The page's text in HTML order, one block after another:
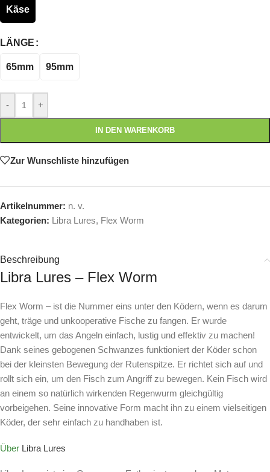
Käse
LÄNGE
65mm 95mm
- +
IN DEN WARENKORB
Zur Wunschliste hinzufügen
Artikelnummer: n. v.
Kategorien: Libra Lures, Flex Worm
Beschreibung
Libra Lures – Flex Worm
Flex Worm – ist die Nummer eins unter den Ködern, wenn es darum
geht, träge und unkooperative Fische zu fangen. Er wurde
entwickelt, um das Angeln einfach, lustig und effektiv zu machen!
Dank seines gebogenen Schwanzes funktioniert der Köder schon
bei der kleinsten Bewegung der Rutenspitze. Er richtet sich auf und
rollt sich ein, um den Fisch zum Angriff zu bewegen. Kein Fisch wird
an einem so natürlich wirkenden Regenwurm gleichgültig
vorbeigehen. Seine innovative Form macht ihn zu einem vielseitigen
Köder, der sehr einfach zu handhaben ist.
Über Libra Lures